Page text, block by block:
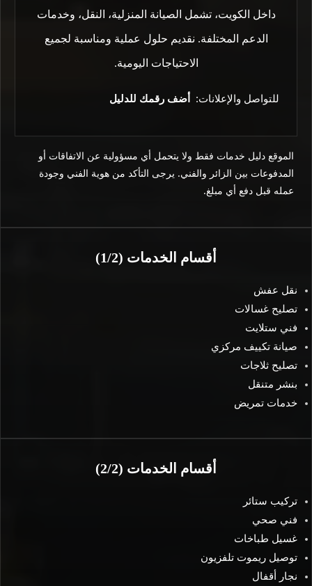
داخل الكويت، تشمل الصيانة المنزلية، النقل، وخدمات
الدعم المختلفة. نقديم حلول عملية ومناسبة لجميع
الاحتياجات اليومية.
للتواصل والإعلانات: أضف رقمك للدليل
الموقع دليل خدمات فقط ولا يتحمل أي مسؤولية عن الاتفاقات أو
المدفوعات بين الزائر والفني. يرجى التأكد من هوية الفني وجودة
عمله قبل دفع أي مبلغ.
أقسام الخدمات (1/2)
نقل عفش
تصليح غسالات
فني ستلايت
صيانة تكييف مركزي
تصليح ثلاجات
بنشر متنقل
خدمات تمريض
أقسام الخدمات (2/2)
تركيب ستائر
فني صحي
غسيل طباخات
توصيل ريموت تلفزيون
نجار أقفال